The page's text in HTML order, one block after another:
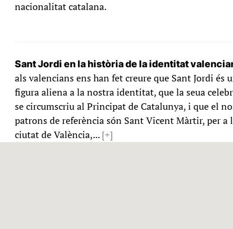
nacionalitat catalana.
Sant Jordi en la història de la identitat
als valencians ens han fet creure que Sant Jordi és
figura aliena a la nostra identitat, que la seua
se circumscriu al Principat de Catalunya, i que el
patrons de referència són Sant Vicent Màrtir, per a
ciutat de València,...[+]